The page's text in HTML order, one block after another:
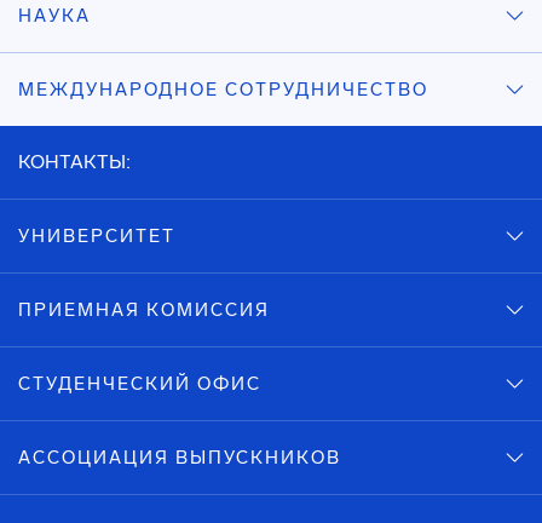
НАУКА
МЕЖДУНАРОДНОЕ СОТРУДНИЧЕСТВО
КОНТАКТЫ:
УНИВЕРСИТЕТ
ПРИЕМНАЯ КОМИССИЯ
СТУДЕНЧЕСКИЙ ОФИС
АССОЦИАЦИЯ ВЫПУСКНИКОВ